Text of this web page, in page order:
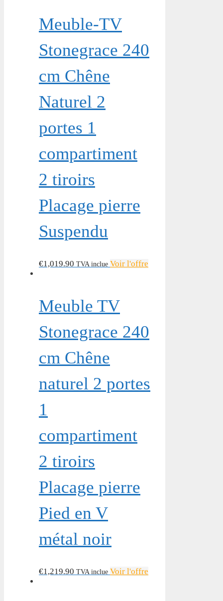
Meuble-TV
Stonegrace 240
cm Chêne
Naturel 2
portes 1
compartiment
2 tiroirs
Placage pierre
Suspendu
€1,019.90 TVA inclue Voir l'offre
Meuble TV
Stonegrace 240
cm Chêne
naturel 2 portes
1
compartiment
2 tiroirs
Placage pierre
Pied en V
métal noir
€1,219.90 TVA inclue Voir l'offre